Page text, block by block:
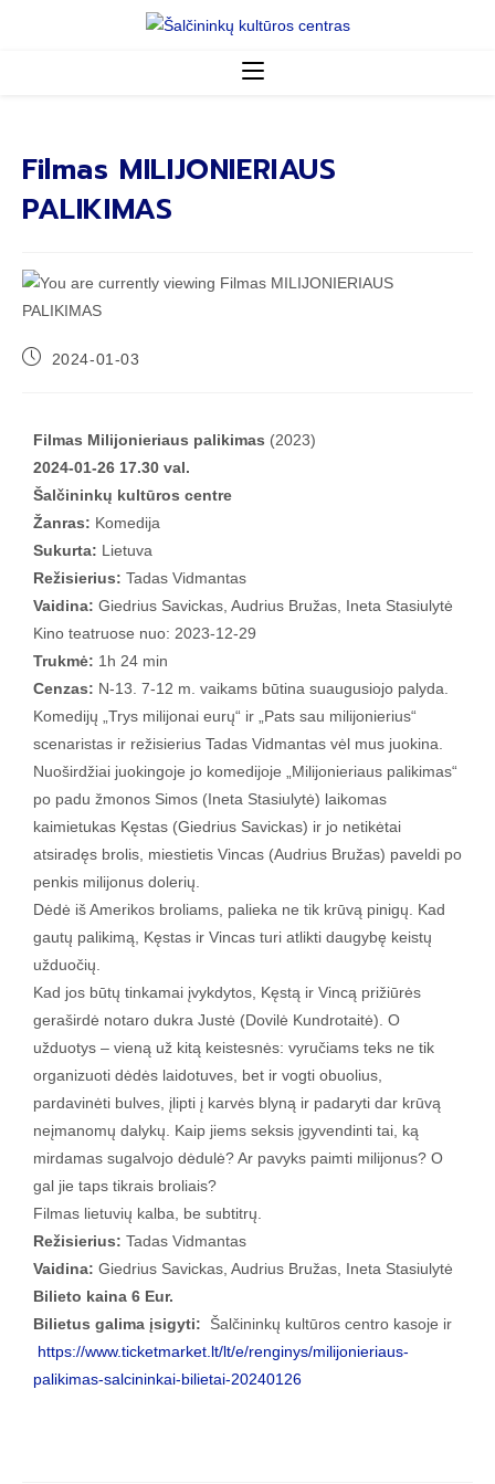
Filmas MILIJONIERIAUS
PALIKIMAS
2024-01-03
Filmas Milijonieriaus palikimas (2023)
2024-01-26 17.30 val.
Šalčininkų kultūros centre
Žanras: Komedija
Sukurta: Lietuva
Režisierius: Tadas Vidmantas
Vaidina: Giedrius Savickas, Audrius Bružas, Ineta Stasiulytė
Kino teatruose nuo: 2023-12-29
Trukmė: 1h 24 min
Cenzas: N-13. 7-12 m. vaikams būtina suaugusiojo palyda.
Komedijų „Trys milijonai eurų“ ir „Pats sau milijonierius“
scenaristas ir režisierius Tadas Vidmantas vėl mus juokina.
Nuoširdžiai juokingoje jo komedijoje „Milijonieriaus palikimas“
po padu žmonos Simos (Ineta Stasiulytė) laikomas
kaimietukas Kęstas (Giedrius Savickas) ir jo netikėtai
atsiradęs brolis, miestietis Vincas (Audrius Bružas) paveldi po
penkis milijonus dolerių.
Dėdė iš Amerikos broliams, palieka ne tik krūvą pinigų. Kad
gautų palikimą, Kęstas ir Vincas turi atlikti daugybę keistų
užduočių.
Kad jos būtų tinkamai įvykdytos, Kęstą ir Vincą prižiūrės
geraširdė notaro dukra Justė (Dovilė Kundrotaitė). O
užduotys – vieną už kitą keistesnės: vyručiams teks ne tik
organizuoti dėdės laidotuves, bet ir vogti obuolius,
pardavinėti bulves, įlipti į karvės blyną ir padaryti dar krūvą
neįmanomų dalykų. Kaip jiems seksis įgyvendinti tai, ką
mirdamas sugalvojo dėdulė? Ar pavyks paimti milijonus? O
gal jie taps tikrais broliais?
Filmas lietuvių kalba, be subtitrų.
Režisierius: Tadas Vidmantas
Vaidina: Giedrius Savickas, Audrius Bružas, Ineta Stasiulytė
Bilieto kaina 6 Eur.
Bilietus galima įsigyti: Šalčininkų kultūros centro kasoje ir
https://www.ticketmarket.lt/lt/e/renginys/milijonieriaus-
palikimas-salcininkai-bilietai-20240126